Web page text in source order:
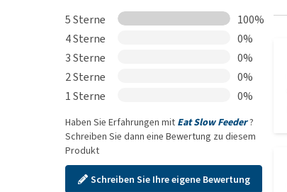
5 Sterne
100%
4 Sterne
0%
3 Sterne
0%
2 Sterne
0%
1 Sterne
0%
Haben Sie Erfahrungen mit Eat Slow Feeder?
Schreiben Sie dann eine Bewertung zu diesem
Produkt
Schreiben Sie Ihre eigene Bewertung